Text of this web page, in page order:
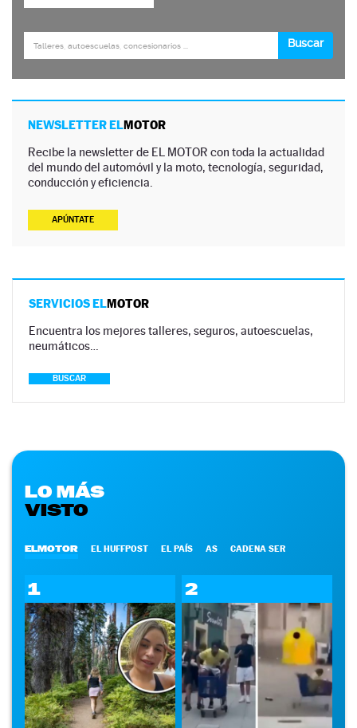
NEWSLETTER ELMOTOR
Recibe la newsletter de EL MOTOR con toda la actualidad
del mundo del automóvil y la moto, tecnología, seguridad,
conducción y eficiencia.
APÚNTATE
SERVICIOS ELMOTOR
Encuentra los mejores talleres, seguros, autoescuelas,
neumáticos…
BUSCAR
LO MÁS
VISTO
ELMOTOR EL HUFFPOST EL PAÍS AS CADENA SER
1 2